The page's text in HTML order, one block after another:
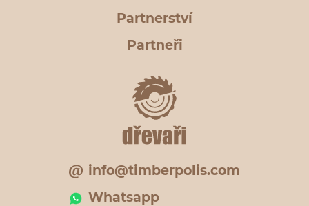
Partnerství
Partneři
info@timberpolis.com
Whatsapp